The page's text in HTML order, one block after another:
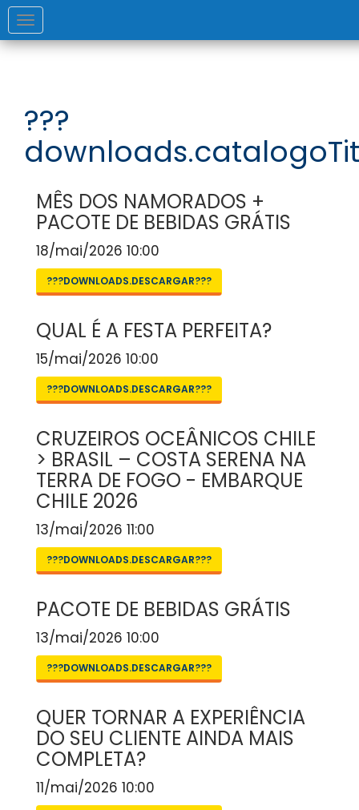
Toggle
navigation
???
MÊS DOS NAMORADOS +
PACOTE DE BEBIDAS GRÁTIS
18/mai/2026 10:00
???DOWNLOADS.DESCARGAR???
QUAL É A FESTA PERFEITA?
15/mai/2026 10:00
???DOWNLOADS.DESCARGAR???
CRUZEIROS OCEÂNICOS CHILE
> BRASIL – COSTA SERENA NA
TERRA DE FOGO - EMBARQUE
CHILE 2026
13/mai/2026 11:00
???DOWNLOADS.DESCARGAR???
PACOTE DE BEBIDAS GRÁTIS
13/mai/2026 10:00
???DOWNLOADS.DESCARGAR???
QUER TORNAR A EXPERIÊNCIA
DO SEU CLIENTE AINDA MAIS
COMPLETA?
11/mai/2026 10:00